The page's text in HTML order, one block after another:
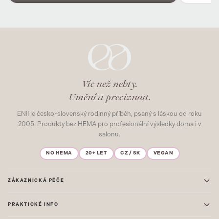
Víc než nehty.
Umění a preciznost.
ENII je česko-slovenský rodinný příběh, psaný s láskou od roku
2005. Produkty bez HEMA pro profesionální výsledky doma i v
salonu.
NO HEMA 20+ LET CZ / SK VEGAN
ZÁKAZNICKÁ PÉČE
Časté dotazy
PRAKTICKÉ INFO